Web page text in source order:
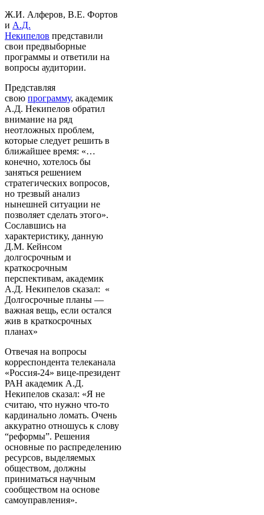
Ж.И. Алферов, В.Е. Фортов
и А.Д.
Некипелов представили
свои предвыборные
программы и ответили на
вопросы аудитории.
Представляя
свою программу, академик
А.Д. Некипелов обратил
внимание на ряд
неотложных проблем,
которые следует решить в
ближайшее время: «…
конечно, хотелось бы
заняться решением
стратегических вопросов,
но трезвый анализ
нынешней ситуации не
позволяет сделать этого».
Сославшись на
характеристику, данную
Д.М. Кейнсом
долгосрочным и
краткосрочным
перспективам, академик
А.Д. Некипелов сказал: «
Долгосрочные планы —
важная вещь, если остался
жив в краткосрочных
планах»
Отвечая на вопросы
корреспондента телеканала
«Россия-24» вице-президент
РАН академик А.Д.
Некипелов сказал: «Я не
считаю, что нужно что-то
кардинально ломать. Очень
аккуратно отношусь к слову
“реформы”. Решения
основные по распределению
ресурсов, выделяемых
обществом, должны
приниматься научным
сообществом на основе
самоуправления».